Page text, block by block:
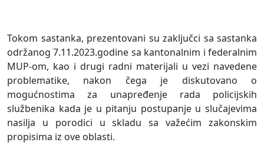
Tokom sastanka, prezentovani su zaključci sa sastanka
održanog 7.11.2023.godine sa kantonalnim i federalnim
MUP-om, kao i drugi radni materijali u vezi navedene
problematike, nakon čega je diskutovano o
mogućnostima za unapređenje rada policijskih
službenika kada je u pitanju postupanje u slučajevima
nasilja u porodici u skladu sa važećim zakonskim
propisima iz ove oblasti.